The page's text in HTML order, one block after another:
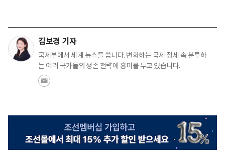
김보경 기자
국제부에서 세계 뉴스를 씁니다. 변화하는 국제 정세 속 분투하
는 여러 국가들의 생존 전략에 흥미를 두고 있습니다.